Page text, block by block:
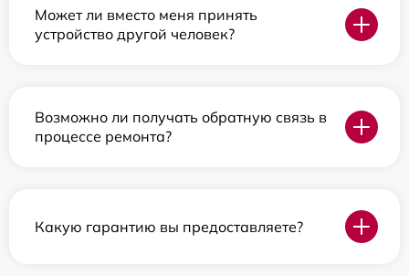
Может ли вместо меня принять
устройство другой человек?
Возможно ли получать обратную связь в
процессе ремонта?
Какую гарантию вы предоставляете?